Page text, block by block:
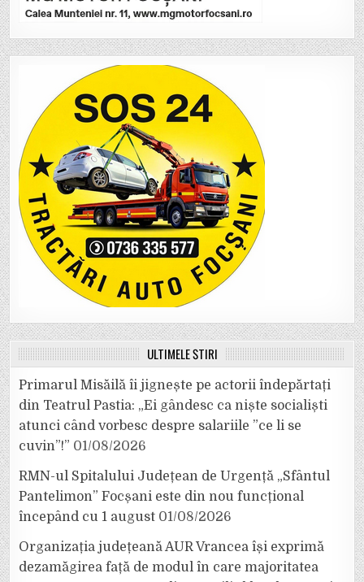
ULTIMELE ȘTIRI
Primarul Misăilă îi jignește pe actorii îndepărtați
din Teatrul Pastia: „Ei gândesc ca niște socialiști
atunci când vorbesc despre salariile ”ce li se
cuvin”!” 01/08/2026
RMN-ul Spitalului Județean de Urgență „Sfântul
Pantelimon” Focșani este din nou funcțional
începând cu 1 august 01/08/2026
Organizația județeană AUR Vrancea își exprimă
dezamăgirea față de modul în care majoritatea